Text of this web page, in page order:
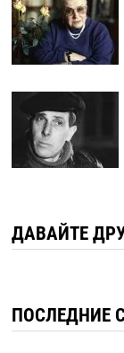
ДАВАЙТЕ
ПОСЛЕДНИЕ